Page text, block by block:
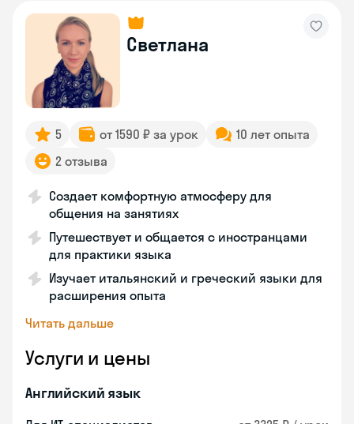
Светлана
5 от 1590 ₽ за урок
10 лет опыта
2 отзыва
Создает комфортную атмосферу для
общения на занятиях
Путешествует и общается с иностранцами
для практики языка
Изучает итальянский и греческий языки для
расширения опыта
Читать дальше
Услуги и цены
Английский язык